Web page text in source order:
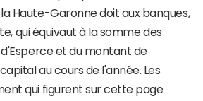
Haute-Garonne doit aux banques,
qui équivaut à la somme des
et du montant de
au cours de l'année. Les
qui figurent sur cette page